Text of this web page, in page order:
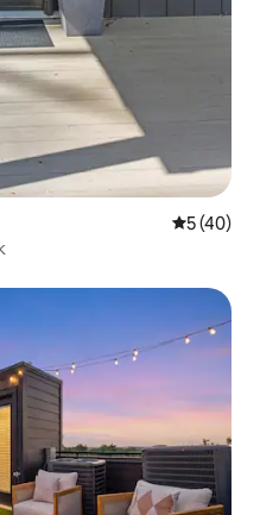
Średnia
5 (40)